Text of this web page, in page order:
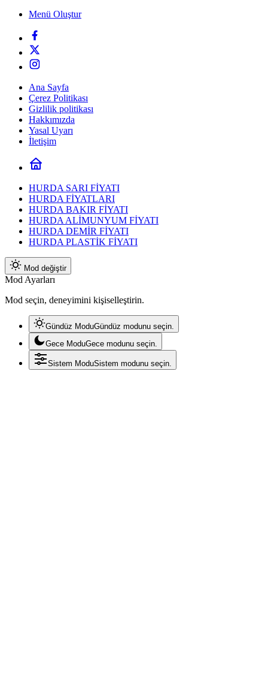
Menü Oluştur
Ana Sayfa
Çerez Politikası
Gizlilik politikası
Hakkımızda
Yasal Uyarı
İletişim
HURDA SARI FİYATI
HURDA FİYATLARI
HURDA BAKIR FİYATI
HURDA ALİMUNYUM FİYATI
HURDA DEMİR FİYATI
HURDA PLASTİK FİYATI
Mod değiştir
Mod Ayarları
Mod seçin, deneyimini kişiselleştirin.
Gündüz ModuGündüz modunu seçin.
Gece ModuGece modunu seçin.
Sistem ModuSistem modunu seçin.